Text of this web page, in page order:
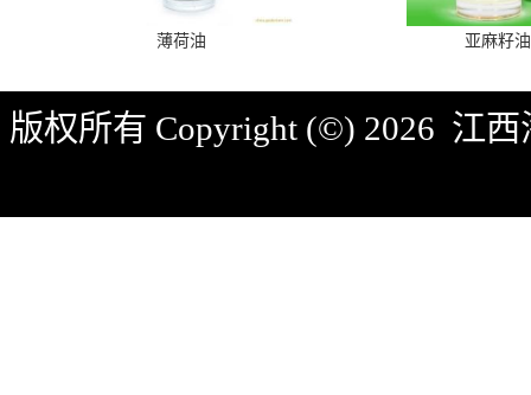
薄荷油 亚麻籽
版权所有 Copyright (©) 2026 江西